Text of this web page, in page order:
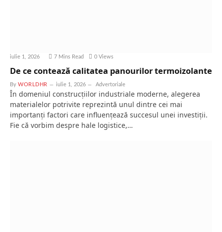
iulie 1, 2026 7 Mins Read 0 Views
De ce contează calitatea panourilor termoizolante
By WORLDHR iulie 1, 2026 Advertoriale
În domeniul construcțiilor industriale moderne, alegerea
materialelor potrivite reprezintă unul dintre cei mai
importanți factori care influențează succesul unei investiții.
Fie că vorbim despre hale logistice,…